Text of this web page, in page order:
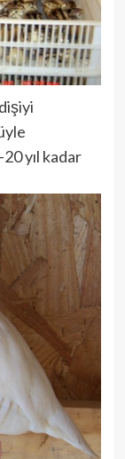
yıl kadar